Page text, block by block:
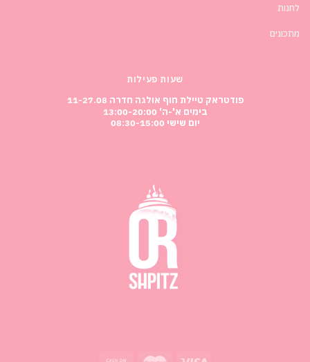
לחנות
מתכונים
שעות פעילות
פודטראק טיילת חוף אולגה חדרה 11-27.08
בימים א'-ה' 13:00-20:00
יום שישי 08:30-15:00